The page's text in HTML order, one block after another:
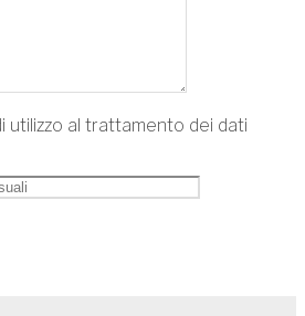
utilizzo al trattamento dei dati